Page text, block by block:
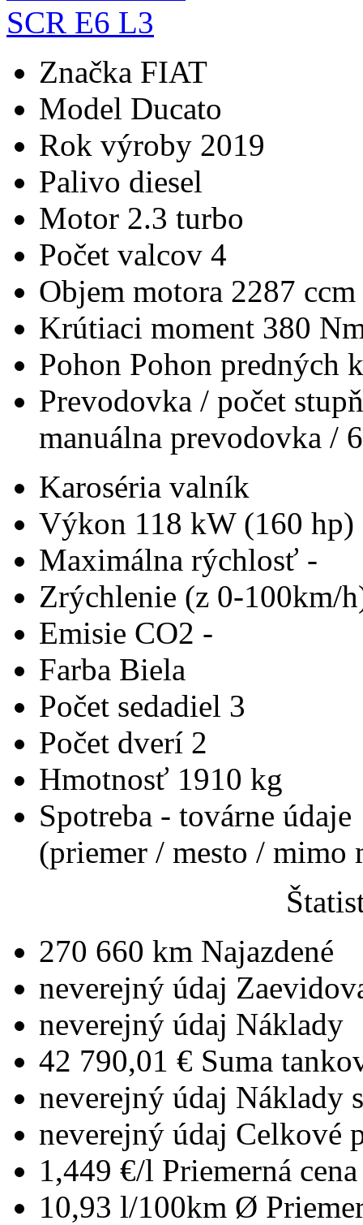
Značka FIAT
Model Ducato
Rok výroby 2019
Palivo diesel
Motor 2.3 turbo
Počet valcov 4
Objem motora 2287 ccm
Krútiaci moment 380
Pohon Pohon predných
Prevodovka / počet
manuálna prevodovka / 6
Karoséria valník
Výkon 118 kW (160 hp)
Maximálna rýchlosť -
Zrýchlenie (z 0-100km/
Emisie CO2 -
Farba Biela
Počet sedadiel 3
Počet dverí 2
Hmotnosť 1910 kg
Spotreba - továrne údaje
(priemer / mesto / mimo
270 660 km Najazdené
neverejný údaj
neverejný údaj Náklady
42 790,01 € Suma
neverejný údaj Náklady
neverejný údaj Celkové
1,449 €/l Priemerná
10,93 l/100km Ø